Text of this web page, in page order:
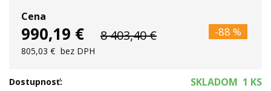
Cena
990,19 € 8 403,40 € -88 %
805,03 € bez DPH
Dostupnosť: SKLADOM 1 KS